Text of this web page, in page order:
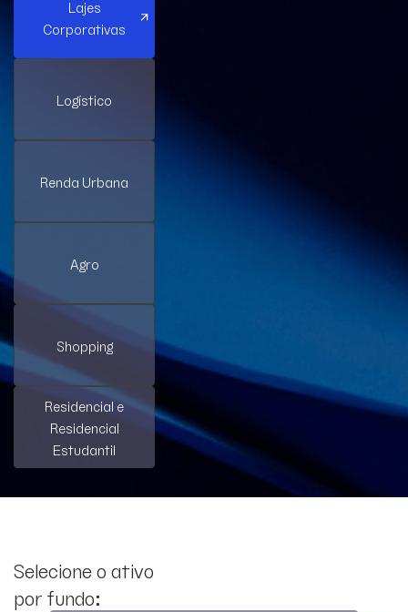
Lajes
Corporativas
Logístico
Renda Urbana
Agro
Shopping
Residencial e
Residencial
Estudantil
Selecione o ativo
por fundo: